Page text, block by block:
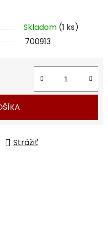
Skladom (1 ks)
700913
Strážiť